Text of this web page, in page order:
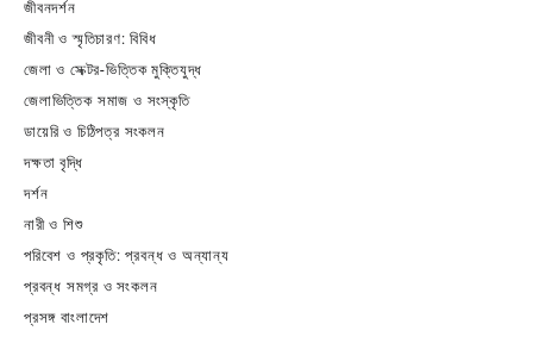
জীবনদর্শন
জীবনী ও স্মৃতিচারণ: বিবিধ
জেলা ও সেক্টর-ভিত্তিক মুক্তিযুদ্ধ
জেলাভিত্তিক সমাজ ও সংস্কৃতি
ডায়েরি ও চিঠিপত্র সংকলন
দক্ষতা বৃদ্ধি
দর্শন
নারী ও শিশু
পরিবেশ ও প্রকৃতি: প্রবন্ধ ও অন্যান্য
প্রবন্ধ সমগ্র ও সংকলন
প্রসঙ্গ বাংলাদেশ